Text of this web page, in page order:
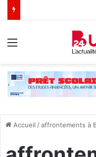
Accueil /affrontements à